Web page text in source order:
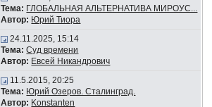
Тема: ГЛОБАЛЬНАЯ АЛЬТЕРНАТИВА МИРОУС...
Автор: Юрий Тиора
24.11.2025, 15:14
Тема: Суд времени
Автор: Евсей Никандрович
11.5.2015, 20:25
Тема: Юрий Озеров. Сталинград.
Автор: Konstanten